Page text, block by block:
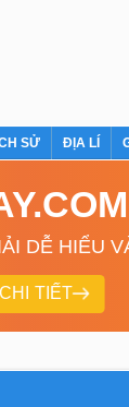
SỬ ĐỊA LÍ
DỄ HIỂU
TIẾT